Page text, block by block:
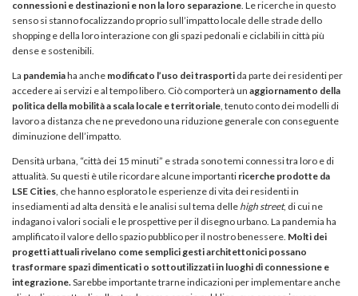
connessioni e destinazioni e non la loro separazione. Le ricerche in questo
senso si stanno focalizzando proprio sull’impatto locale delle strade dello
shopping e della loro interazione con gli spazi pedonali e ciclabili in città più
dense e sostenibili.
La pandemiaha anche modificato l’uso dei trasporti da parte dei residenti per
accedere ai servizi e al tempo libero. Ciò comporterà un aggiornamento della
politica della mobilità a scala locale e territoriale, tenuto conto dei modelli di
lavoro a distanza che ne prevedono una riduzione generale con conseguente
diminuzione dell’impatto.
Densità urbana, “città dei 15 minuti” e strada sono temi connessi tra loro e di
attualità. Su questi è utile ricordare alcune importanti ricerche prodotte da
LSE Cities, che hanno esplorato le esperienze di vita dei residenti in
insediamenti ad alta densità e le analisi sul tema delle high street, di cui ne
indagano i valori sociali e le prospettive per il disegno urbano. La pandemia ha
amplificato il valore dello spazio pubblico per il nostro benessere. Molti dei
progetti attuali rivelano come semplici gesti architettonici possano
trasformare spazi dimenticati o sottoutilizzati in luoghi di connessione e
integrazione.Sarebbe importante trarne indicazioni per implementare anche